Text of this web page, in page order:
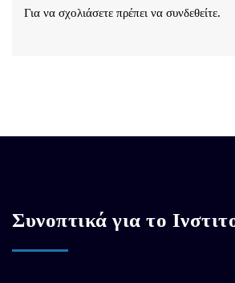
Για να σχολιάσετε πρέπει να συνδεθείτε.
Συνοπτικά για το